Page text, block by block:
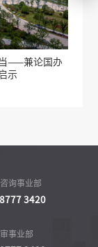
——兼论国办
示
询事业部
3420
事业部